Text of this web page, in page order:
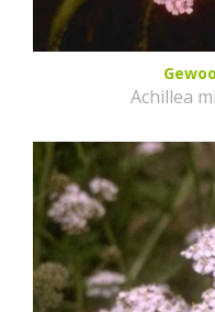
Achillea